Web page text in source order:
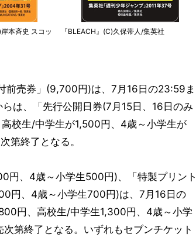
本斉史 スコッ
『BLEACH』(C)久保帯人/集英社
前売券」(9,700円)は、7月16日の23:59ま
は、「先行公開日券(7月15日、16日のみ
校生/中学生が1,500円、4歳～小学生が
第終了となる。
円、4歳～小学生500円)、「特製プリント
円、4歳～小学生700円)は、7月16日の
円、高校生/中学生1,300円、4歳～小学
第終了となる。いずれもセブンチケット